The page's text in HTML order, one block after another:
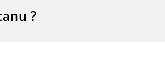
Biele More konta a tam si faktúru
-> Moje objednávky. Tu
?